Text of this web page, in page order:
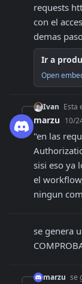
requests
con el
demas
Ir a
Open
Ivan Esta es la
marzu 10/
"en las
sisi eso ya
el
ningun
se genera
marzu se